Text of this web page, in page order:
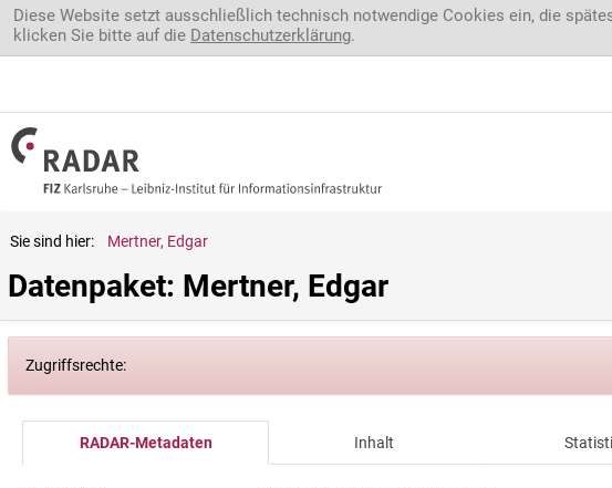
Direkt zum Inhalt
Diese Website setzt ausschließlich technisch notwendige Cookies ein, die
klicken Sie bitte auf die Datenschutzerklärung.
Sie sind hier: Mertner, Edgar
Datenpaket: Mertner, Edgar
Zugriffsrechte:
RADAR-Metadaten Inhalt